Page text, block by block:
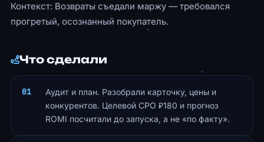
Контекст: Возвраты съедали маржу — требовался
прогретый, осознанный покупатель.
Что сделали
Аудит и план. Разобрали карточку, цены и
конкурентов. Целевой CPO ₽180 и прогноз
ROMI посчитали до запуска, а не «по факту».